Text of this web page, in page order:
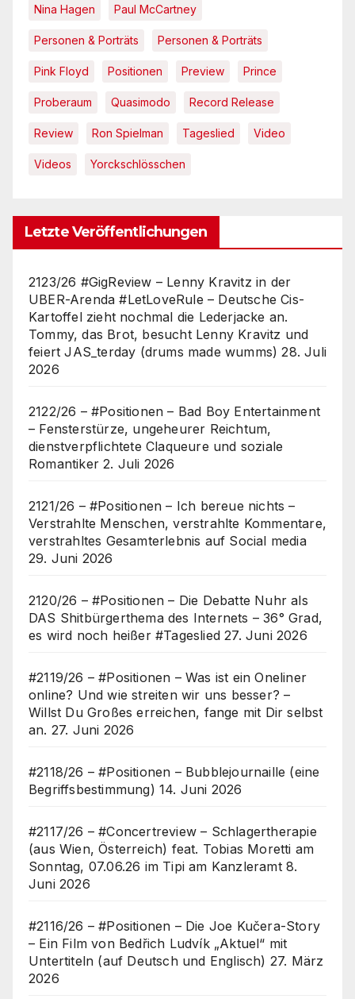
Nina Hagen Paul McCartney
Personen & Porträts Personen & Porträts
Pink Floyd Positionen Preview Prince
Proberaum Quasimodo Record Release
Review Ron Spielman Tageslied Video
Videos Yorckschlösschen
Letzte Veröffentlichungen
2123/26 #GigReview – Lenny Kravitz in der
UBER-Arenda #LetLoveRule – Deutsche Cis-
Kartoffel zieht nochmal die Lederjacke an.
Tommy, das Brot, besucht Lenny Kravitz und
feiert JAS_terday (drums made wumms) 28. Juli
2026
2122/26 – #Positionen – Bad Boy Entertainment
– Fensterstürze, ungeheurer Reichtum,
dienstverpflichtete Claqueure und soziale
Romantiker 2. Juli 2026
2121/26 – #Positionen – Ich bereue nichts –
Verstrahlte Menschen, verstrahlte Kommentare,
verstrahltes Gesamterlebnis auf Social media
29. Juni 2026
2120/26 – #Positionen – Die Debatte Nuhr als
DAS Shitbürgerthema des Internets – 36° Grad,
es wird noch heißer #Tageslied 27. Juni 2026
#2119/26 – #Positionen – Was ist ein Oneliner
online? Und wie streiten wir uns besser? –
Willst Du Großes erreichen, fange mit Dir selbst
an. 27. Juni 2026
#2118/26 – #Positionen – Bubblejournaille (eine
Begriffsbestimmung) 14. Juni 2026
#2117/26 – #Concertreview – Schlagertherapie
(aus Wien, Österreich) feat. Tobias Moretti am
Sonntag, 07.06.26 im Tipi am Kanzleramt 8.
Juni 2026
#2116/26 – #Positionen – Die Joe Kučera-Story
– Ein Film von Bedřich Ludvík „Aktuel“ mit
Untertiteln (auf Deutsch und Englisch) 27. März
2026